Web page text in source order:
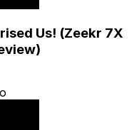
Us! (Zeekr 7X